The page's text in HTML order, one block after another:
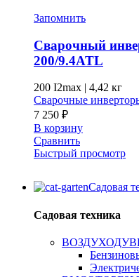
Запомнить
Сварочный
200/9.4ATL
200 I2max
4,42 кг
Сварочные
7 250 ₽
В корзину
Сравнить
Быстрый просмотр
Садовая
Садовая техника